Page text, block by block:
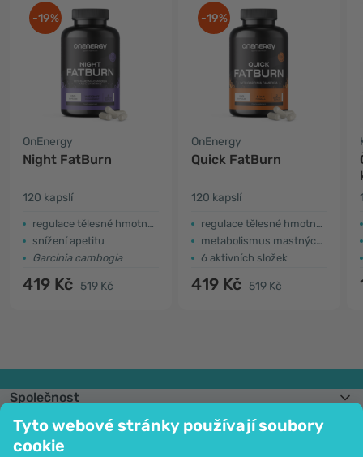
Tyto webové stránky používají soubory
cookie
-19%
OnEnergy
Night FatBurn
120 kapslí
regulace tělesné hmotnosti
snížení apetitu
Garcinia cambogia
419 Kč 519 Kč
-19%
OnEnergy
Quick FatBurn
120 kapslí
regulace tělesné hmotnosti
metabolismus mastných kyselin
6 aktivních složek
419 Kč 519 Kč
Společnost
Informace
Připojte se k nám
Pomoc a objednávky